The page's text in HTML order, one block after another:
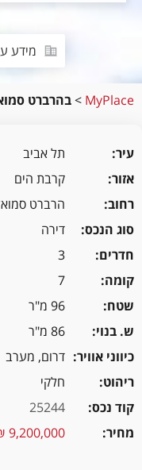
מידע
MyPlace
>בהרברט סמואל 3 חד עם
עיר
תל אביב
אזור
קרבת הים
רחוב
הרברט
סוג הנכס
דירה
חדרים
3
קומה
7
שטח
96 מ"ר
ש. בנוי
86 מ"ר
כיווני אוויר
דרום, מערב
ריהוט
חלקי
קוד נכס
25244
מחיר
9,200,000 ₪